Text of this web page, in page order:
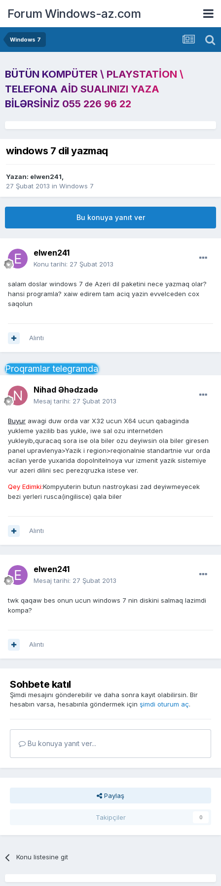
Forum Windows-az.com
Windows 7
BÜTÜN KOMPÜTER \ PLAYSTATION \
TELEFONA AID SUALINIZI YAZA
BILƏRSINIZ 055 226 96 22
windows 7 dil yazmaq
Yazan: elwen241,
27 Şubat 2013 in Windows 7
Bu konuya yanıt ver
elwen241
Konu tarihi: 27 Şubat 2013
salam doslar windows 7 de Azeri dil paketini nece yazmaq olar?
hansi programla? xaiw edirem tam aciq yazin evvelceden cox
saqolun
Alıntı
Proqramlar telegramda
Nihad Əhədzadə
Mesaj tarihi: 27 Şubat 2013
Buyur awagi duw orda var X32 ucun X64 ucun qabaginda
yukleme yazilib bas yukle, iwe sal ozu internetden
yukleyib,quracaq sora ise ola biler ozu deyiwsin ola biler giresen
panel upravlenya>Yazik i region>reqionalnie standartnie vur orda
acilan yerde yuxarida dopolnitelnoya vur izmenit yazik sistemiye
vur azeri dilini sec perezqruzka istese ver.
Qey Edimki:Kompyuterin butun nastroykasi zad deyiwmeyecek
bezi yerleri rusca(ingilisce) qala biler
Alıntı
elwen241
Mesaj tarihi: 27 Şubat 2013
twk qaqaw bes onun ucun windows 7 nin diskini salmaq lazimdi
kompa?
Alıntı
Sohbete katıl
Şimdi mesajını gönderebilir ve daha sonra kayıt olabilirsin. Bir
hesabın varsa, hesabınla göndermek için şimdi oturum aç.
Bu konuya yanıt ver...
Paylaş
Takipçiler 0
Konu listesine git